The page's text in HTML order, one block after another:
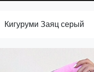
Кигуруми Заяц серый